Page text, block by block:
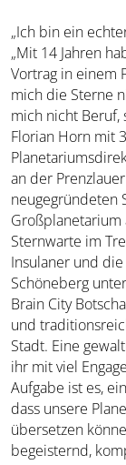
„Ich bin ein
„Mit 14 Jahren
Vortrag in einem
mich die Sterne
mich nicht Beruf,
Florian Horn mit
an der
neugegründeten
Großplanetarium
Sternwarte im
Insulaner und
Schöneberg
Brain City
und
Stadt. Eine
ihr mit viel
Aufgabe ist es,
dass unsere
übersetzen
begeisternd,